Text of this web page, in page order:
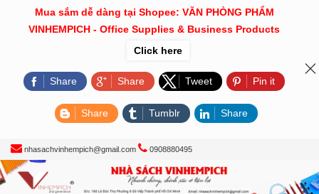
nhasachvinhempich@gmail.com 0908880495
Mua sắm dễ dàng tại Shopee: VĂN PHÒNG PHẨM
VINHEMPICH - Office Supplies & Business Products
Click here
Share Share Tweet Pin it
Share Tumblr Share